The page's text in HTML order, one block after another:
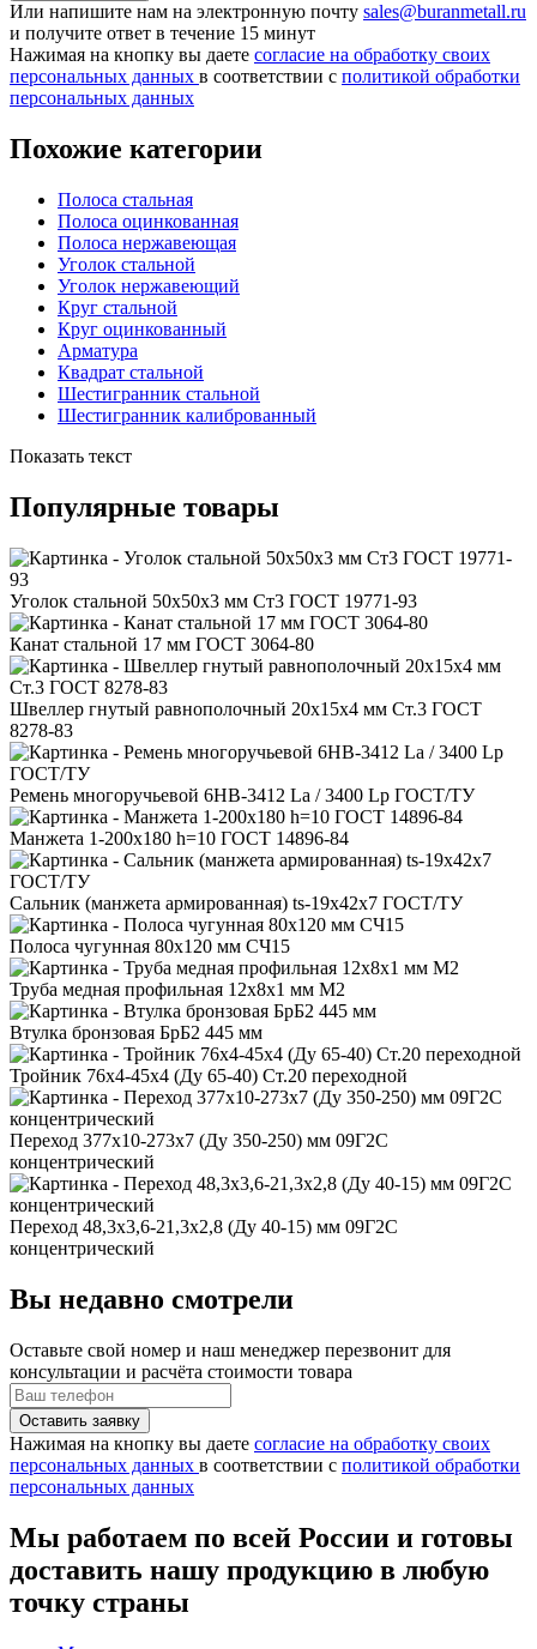
Или напишите нам на электронную почту sales@buranmetall.ru
и получите ответ в течение 15 минут
Нажимая на кнопку вы даете согласие на обработку своих
персональных данных в соответствии с политикой обработки
персональных данных
Похожие категории
Полоса стальная
Полоса оцинкованная
Полоса нержавеющая
Уголок стальной
Уголок нержавеющий
Круг стальной
Круг оцинкованный
Арматура
Квадрат стальной
Шестигранник стальной
Шестигранник калиброванный
Показать текст
Популярные товары
Уголок стальной 50x50x3 мм Ст3 ГОСТ 19771-93
Канат стальной 17 мм ГОСТ 3064-80
Швеллер гнутый равнополочный 20x15x4 мм Ст.3 ГОСТ
8278-83
Ремень многоручьевой 6HB-3412 La / 3400 Lp ГОСТ/ТУ
Манжета 1-200x180 h=10 ГОСТ 14896-84
Сальник (манжета армированная) ts-19x42x7 ГОСТ/ТУ
Полоса чугунная 80x120 мм СЧ15
Труба медная профильная 12x8x1 мм М2
Втулка бронзовая БрБ2 445 мм
Тройник 76x4-45x4 (Ду 65-40) Ст.20 переходной
Переход 377x10-273x7 (Ду 350-250) мм 09Г2С
концентрический
Переход 48,3x3,6-21,3x2,8 (Ду 40-15) мм 09Г2С
концентрический
Вы недавно смотрели
Оставьте свой номер и наш менеджер перезвонит для
консультации и расчёта стоимости товара
Нажимая на кнопку вы даете согласие на обработку своих
персональных данных в соответствии с политикой обработки
персональных данных
Мы работаем по всей России и готовы
доставить нашу продукцию в любую
точку страны